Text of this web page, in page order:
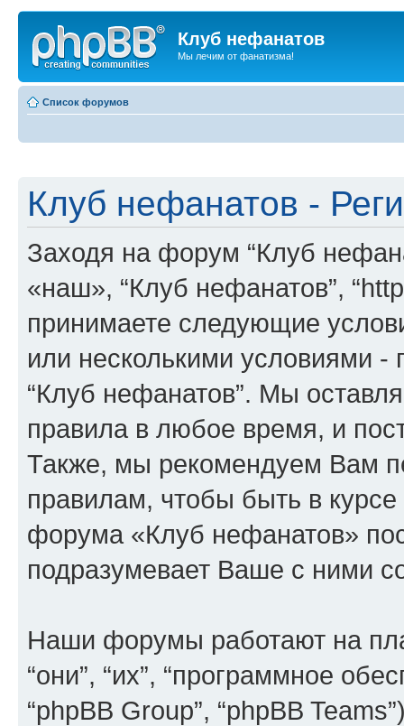
Клуб нефанатов
Мы лечим от фанатизма!
Список форумов
Клуб нефанатов -
Заходя на форум “Клуб
«наш», “Клуб нефанатов”,
принимаете следующие
или несколькими условиями
“Клуб нефанатов”. Мы
правила в любое время, и
Также, мы рекомендуем Вам
правилам, чтобы быть в
форума «Клуб нефанатов»
подразумевает Ваше с ними
Наши форумы работают на
“они”, “их”, “программное
“phpBB Group”, “phpBB